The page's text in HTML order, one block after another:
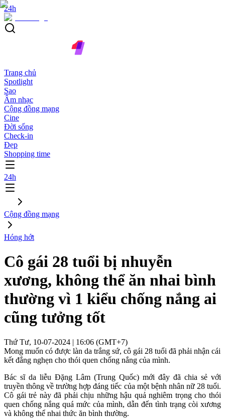
24h
Trang chủ
Spotlight
Sao
Âm nhạc
Cộng đồng mạng
Cine
Đời sống
Check-in
Đẹp
Shopping time
24h
Cộng đồng mạng
Hóng hớt
Cô gái 28 tuổi bị nhuyễn
xương, không thể ăn nhai bình
thường vì 1 kiểu chống nắng ai
cũng tưởng tốt
Thứ Tư, 10-07-2024 | 16:06 (GMT+7)
Mong muốn có được làn da trắng sứ, cô gái 28 tuổi đã phải nhận cái
kết đắng nghẹn cho thói quen chống nắng của mình.
Bác sĩ da liễu Đặng Lâm (Trung Quốc) mới đây đã chia sẻ với
truyền thông về trường hợp đáng tiếc của một bệnh nhân nữ 28 tuổi.
Cô gái trẻ này đã phải chịu những hậu quả nghiêm trọng cho thói
quen chống nắng quá mức của mình, dẫn đến tình trạng còi xương
và không thể nhai thức ăn bình thường.